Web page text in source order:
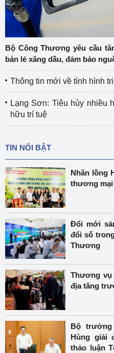
Bộ Công Thương yêu cầu
bán lẻ xăng dầu, đảm bảo
Thông tin mới về tình hình
Lạng Sơn: Tiêu hủy nhiều
hữu trí tuệ
TIN NỔI BẬT
Nhãn lồng
thương
Đổi mới
đổi số
Thương
Thương vụ
địa tăng
Bộ trưởng
Hùng giải
thảo luận